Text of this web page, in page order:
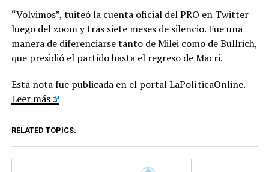
“Volvimos”, tuiteó la cuenta oficial del PRO en Twitter
luego del zoom y tras siete meses de silencio. Fue una
manera de diferenciarse tanto de Milei como de Bullrich,
que presidió el partido hasta el regreso de Macri.
Esta nota fue publicada en el portal LaPolíticaOnline.
Leer más
RELATED TOPICS: